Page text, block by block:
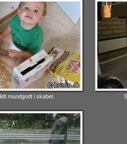
mundgodt i skabet.